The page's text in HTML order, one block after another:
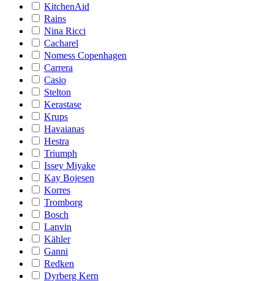
KitchenAid
Rains
Nina Ricci
Cacharel
Nomess Copenhagen
Carrera
Casio
Stelton
Kerastase
Krups
Havaianas
Hestra
Triumph
Issey Miyake
Kay Bojesen
Korres
Tromborg
Bosch
Lanvin
Kähler
Ganni
Redken
Dyrberg Kern